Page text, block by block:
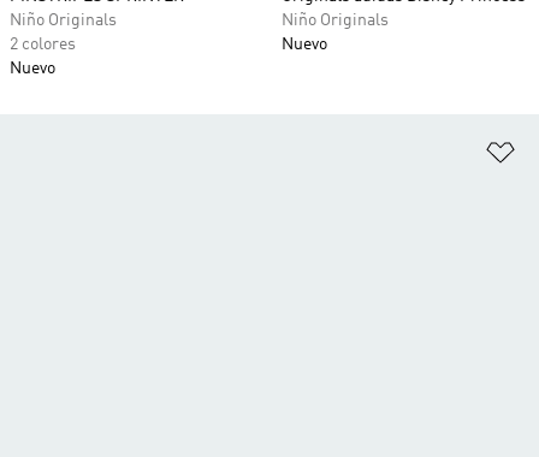
Niño Originals
2 colores
Nuevo
Niño Originals
Nuevo